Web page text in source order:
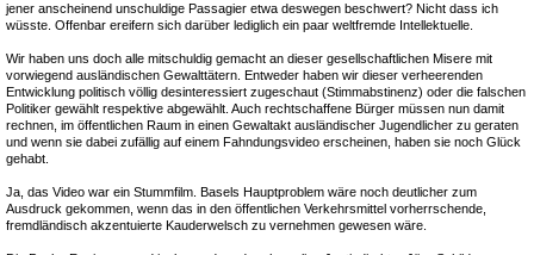
jener anscheinend unschuldige Passagier etwa deswegen beschwert? Nicht dass ich
wüsste. Offenbar ereifern sich darüber lediglich ein paar weltfremde Intellektuelle.
Wir haben uns doch alle mitschuldig gemacht an dieser gesellschaftlichen Misere mit
vorwiegend ausländischen Gewalttätern. Entweder haben wir dieser verheerenden
Entwicklung politisch völlig desinteressiert zugeschaut (Stimmabstinenz) oder die falschen
Politiker gewählt respektive abgewählt. Auch rechtschaffene Bürger müssen nun damit
rechnen, im öffentlichen Raum in einen Gewaltakt ausländischer Jugendlicher zu geraten
und wenn sie dabei zufällig auf einem Fahndungsvideo erscheinen, haben sie noch Glück
gehabt.
Ja, das Video war ein Stummfilm. Basels Hauptproblem wäre noch deutlicher zum
Ausdruck gekommen, wenn das in den öffentlichen Verkehrsmittel vorherrschende,
fremdländisch akzentuierte Kauderwelsch zu vernehmen gewesen wäre.